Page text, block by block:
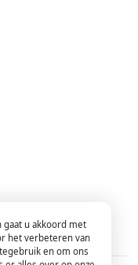
gaat u akkoord met
het verbeteren van
en om ons